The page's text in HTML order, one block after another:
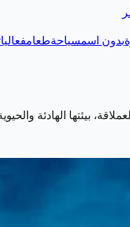
بدون اسمسياحةطعام
بيئتها الهادئة